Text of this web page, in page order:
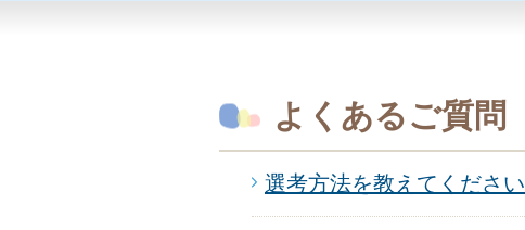
よくあるご質問
選考方法を教えてください